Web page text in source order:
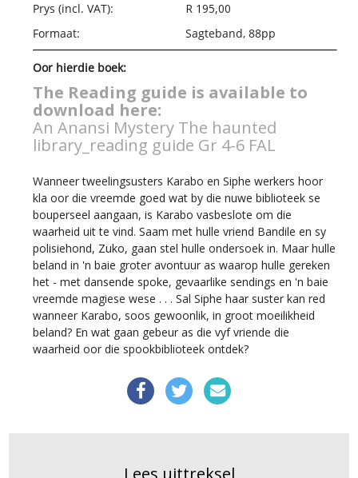
Prys (incl. VAT):
R 195,00
Formaat:
Sagteband, 88pp
Oor hierdie boek:
The Reading guide is available to
download here:
An Anansi Mystery The haunted
library_reading guide Gr 4-6 FAL
Wanneer tweelingsusters Karabo en Siphe werkers hoor
kla oor die vreemde goed wat by die nuwe biblioteek se
bouperseel aangaan, is Karabo vasbeslote om die
waarheid uit te vind. Saam met hulle vriend Bandile en sy
polisiehond, Zuko, gaan stel hulle ondersoek in. Maar hulle
beland in 'n baie groter avontuur as waarop hulle gereken
het - met dansende spoke, gevaarlike sendings en 'n baie
vreemde magiese wese . . . Sal Siphe haar suster kan red
wanneer Karabo, soos gewoonlik, in groot moeilikheid
beland? En wat gaan gebeur as die vyf vriende die
waarheid oor die spookbiblioteek ontdek?